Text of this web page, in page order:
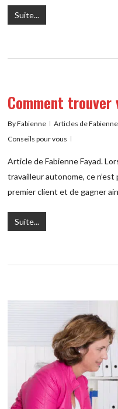
Suite...
Comment
ByFabienne Articles de
Conseils pour vous
Article de Fabienne Fayad.
travailleur autonome, ce
premier client et de gagner
Suite...